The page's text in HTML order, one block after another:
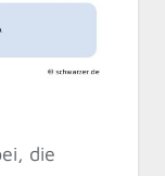
die